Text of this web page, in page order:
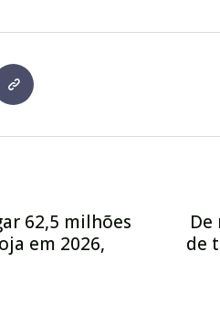
62,5 milhões
em 2026,
De
de